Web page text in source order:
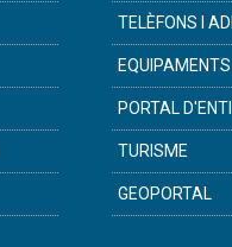
TELÈFONS I
EQUIPAMENTS
PORTAL
TURISME
GEOPORTAL